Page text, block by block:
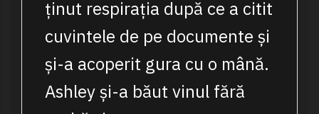
ținut respirația după ce a citit
cuvintele de pe documente și
și-a acoperit gura cu o mână.
Ashley și-a băut vinul fără